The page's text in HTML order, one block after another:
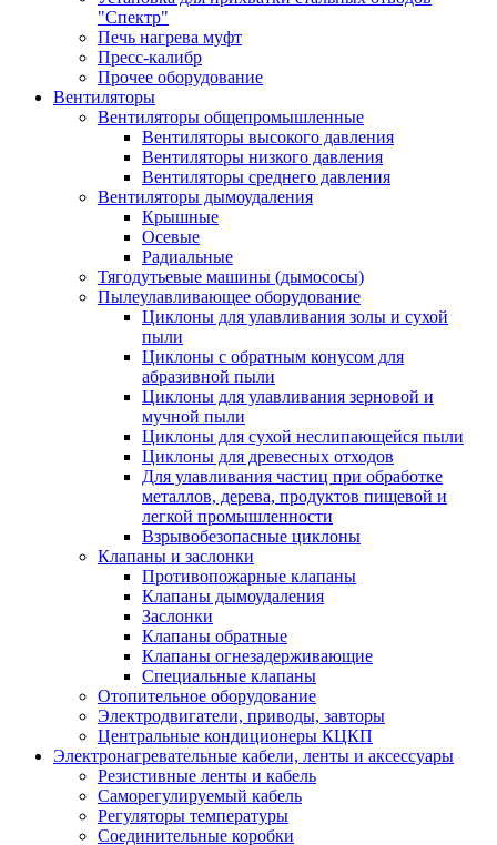
"Спектр"
Печь нагрева муфт
Пресс-калибр
Прочее оборудование
Вентиляторы
Вентиляторы общепромышленные
Вентиляторы высокого давления
Вентиляторы низкого давления
Вентиляторы среднего давления
Вентиляторы дымоудаления
Крышные
Осевые
Радиальные
Тягодутьевые машины (дымососы)
Пылеулавливающее оборудование
Циклоны для улавливания золы и сухой
пыли
Циклоны с обратным конусом для
абразивной пыли
Циклоны для улавливания зерновой и
мучной пыли
Циклоны для сухой неслипающейся пыли
Циклоны для древесных отходов
Для улавливания частиц при обработке
металлов, дерева, продуктов пищевой и
легкой промышленности
Взрывобезопасные циклоны
Клапаны и заслонки
Противопожарные клапаны
Клапаны дымоудаления
Заслонки
Клапаны обратные
Клапаны огнезадерживающие
Специальные клапаны
Отопительное оборудование
Электродвигатели, приводы, завторы
Центральные кондиционеры КЦКП
Электронагревательные кабели, ленты и аксессуары
Резистивные ленты и кабель
Саморегулируемый кабель
Регуляторы температуры
Соединительные коробки